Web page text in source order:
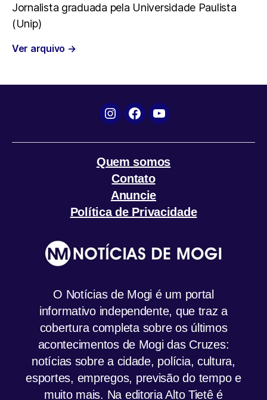
o
k p m
Jornalista graduada pela Universidade Paulista
(Unip)
Ver arquivo →
Instagram
FacebookYouTube
Quem somos
Contato
Anuncie
Política de Privacidade
O Notícias de Mogi é um portal
informativo independente, que traz a
cobertura completa sobre os últimos
acontecimentos de Mogi das Cruzes:
notícias sobre a cidade, polícia, cultura,
esportes, empregos, previsão do tempo e
muito mais. Na editoria Alto Tietê é